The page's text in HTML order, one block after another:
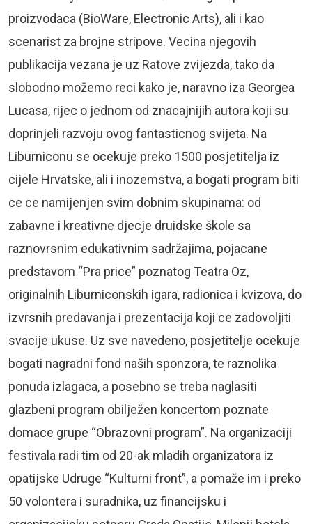
proizvodaca (BioWare, Electronic Arts), ali i kao
scenarist za brojne stripove. Vecina njegovih
publikacija vezana je uz Ratove zvijezda, tako da
slobodno možemo reci kako je, naravno iza Georgea
Lucasa, rijec o jednom od znacajnijih autora koji su
doprinjeli razvoju ovog fantasticnog svijeta. Na
Liburniconu se ocekuje preko 1500 posjetitelja iz
cijele Hrvatske, ali i inozemstva, a bogati program biti
ce ce namijenjen svim dobnim skupinama: od
zabavne i kreativne djecje druidske škole sa
raznovrsnim edukativnim sadržajima, pojacane
predstavom “Pra price” poznatog Teatra Oz,
originalnih Liburniconskih igara, radionica i kvizova, do
izvrsnih predavanja i prezentacija koji ce zadovoljiti
svacije ukuse. Uz sve navedeno, posjetitelje ocekuje
bogati nagradni fond naših sponzora, te raznolika
ponuda izlagaca, a posebno se treba naglasiti
glazbeni program obilježen koncertom poznate
domace grupe “Obrazovni program”. Na organizaciji
festivala radi tim od 20-ak mladih organizatora iz
opatijske Udruge “Kulturni front”, a pomaže im i preko
50 volontera i suradnika, uz financijsku i